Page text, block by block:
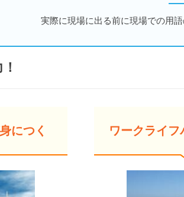
実際に現場に出る前に現場での用
につく ワークライ